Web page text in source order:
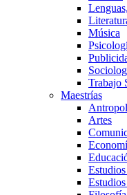
Música
Trabajo
Maestrías
Artes